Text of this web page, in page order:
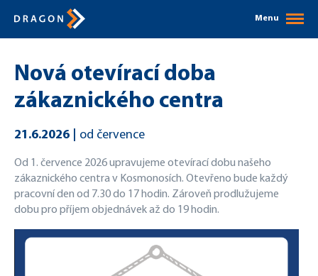
Menu
Nová otevírací doba
zákaznického centra
21.6.2026 od července
Od 1. července 2026 upravujeme otevírací dobu našeho
zákaznického centra v Kosmonosích. Otevřeno bude každý
pracovní den od 7.30 do 17 hodin. Zároveň prodlužujeme
dobu pro příjem objednávek až do 19 hodin.